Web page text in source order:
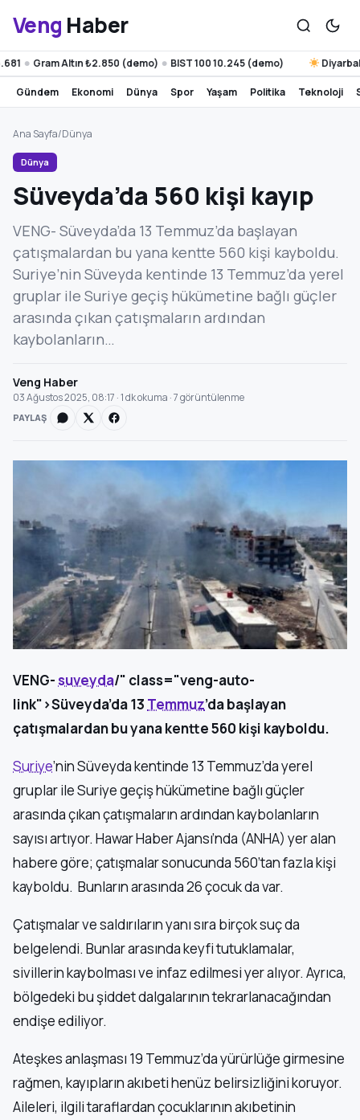
Veng Haber
Gram Altın ₺2.850 (demo) ● BIST 100 10.245 (demo) Diyarbakır
gündem ekonomi dünya spor yaşam politika teknoloji
Ana Sayfa/Dünya
Dünya
Süveyda’da 560 kişi kayıp
VENG- Süveyda’da 13 Temmuz’da başlayan
çatışmalardan bu yana kentte 560 kişi kayboldu.
Suriye’nin Süveyda kentinde 13 Temmuz’da yerel
gruplar ile Suriye geçiş hükümetine bağlı güçler
arasında çıkan çatışmaların ardından
kaybolanların…
Veng Haber
03 Ağustos 2025, 08:17 · 1 dk okuma · 7 görüntülenme
PAYLAŞ
VENG-suveyda/" class="veng-auto-
link">Süveyda’da 13 Temmuz’da başlayan
çatışmalardan bu yana kentte 560 kişi kayboldu.
Suriye’nin Süveyda kentinde 13 Temmuz’da yerel
gruplar ile Suriye geçiş hükümetine bağlı güçler
arasında çıkan çatışmaların ardından kaybolanların
sayısı artıyor. Hawar Haber Ajansı’nda (ANHA) yer alan
habere göre; çatışmalar sonucunda 560’tan fazla kişi
kayboldu. Bunların arasında 26 çocuk da var.
Çatışmalar ve saldırıların yanı sıra birçok suç da
belgelendi. Bunlar arasında keyfi tutuklamalar,
sivillerin kaybolması ve infaz edilmesi yer alıyor. Ayrıca,
bölgedeki bu şiddet dalgalarının tekrarlanacağından
endişe ediliyor.
Ateşkes anlaşması 19 Temmuz’da yürürlüğe girmesine
rağmen, kayıpların akıbeti henüz belirsizliğini koruyor.
Aileleri, ilgili taraflardan çocuklarının akıbetinin